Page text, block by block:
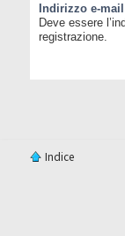
Indirizzo e-
Deve essere
registrazione.
Indice